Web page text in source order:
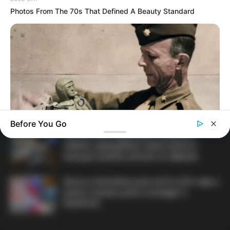
Terceiro lote da restituição do IR paga
R$ 4,61 bilhões para 2,7 milhões de
MATÉRIAS EM DESTAQUES
Agente de Saúde é indiciada por
falsificar visitas que nunca aconteceram.
Câmara dos Deputados: anuênios,
Photos From The 70s That Defined A Beauty Standard
The Fake Paratroopers That Helped Win D-Day On June 6,
Before You Go